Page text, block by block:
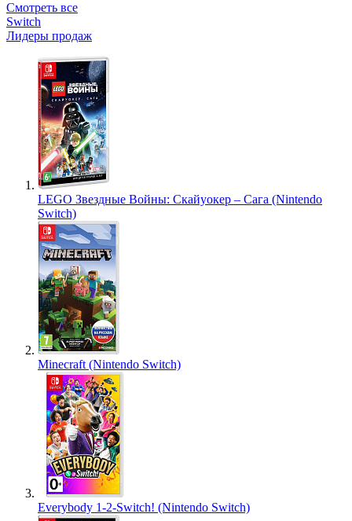
Смотреть все
Switch
Лидеры продаж
LEGO Звездные Войны: Скайуокер – Сага (Nintendo
Switch)
Minecraft (Nintendo Switch)
Everybody 1-2-Switch! (Nintendo Switch)